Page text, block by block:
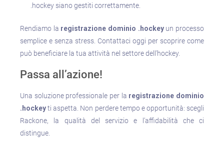
.hockey siano gestiti correttamente.
Rendiamo la registrazione dominio .hockeyun processo
semplice e senza stress. Contattaci oggi per scoprire come
può beneficiare la tua attività nel settore dell’hockey.
Passa all’azione!
Una soluzione professionale per la registrazione dominio
.hockeyti aspetta. Non perdere tempo e opportunità: scegli
Rackone, la qualità del servizio e l’affidabilità che ci
distingue.